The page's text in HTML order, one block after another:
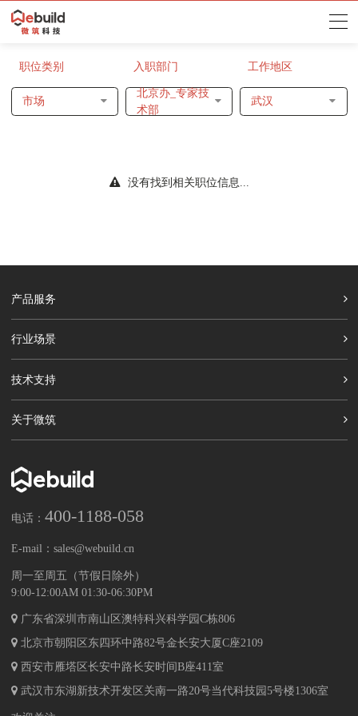
职位类别
市场
入职部门
北京办_专家技
术部
工作地区
武汉
没有找到相关职位信息...
产品服务
行业场景
技术支持
关于微筑
电话： 400-1188-058
E-mail： sales@webuild.cn
周一至周五（节假日除外）
9:00-12:00AM 01:30-06:30PM
广东省深圳市南山区澳特科兴科学园C栋806
北京市朝阳区东四环中路82号金长安大厦C座2109
西安市雁塔区长安中路长安时间B座411室
武汉市东湖新技术开发区关南一路20号当代科技园5号楼1306室